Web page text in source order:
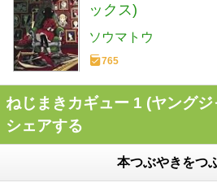
ックス)
ソウマトウ
765
ねじまきカギュー 1 (ヤング
シェアする
本つぶやきをつ